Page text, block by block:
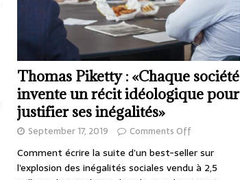
Thomas Piketty : «Chaque société
invente un récit idéologique pour
justifier ses inégalités»
September 17, 2019 Comments Off
Comment écrire la suite d’un best-seller sur
l’explosion des inégalités sociales vendu à 2,5